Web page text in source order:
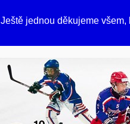
Ještě jednou děkujeme